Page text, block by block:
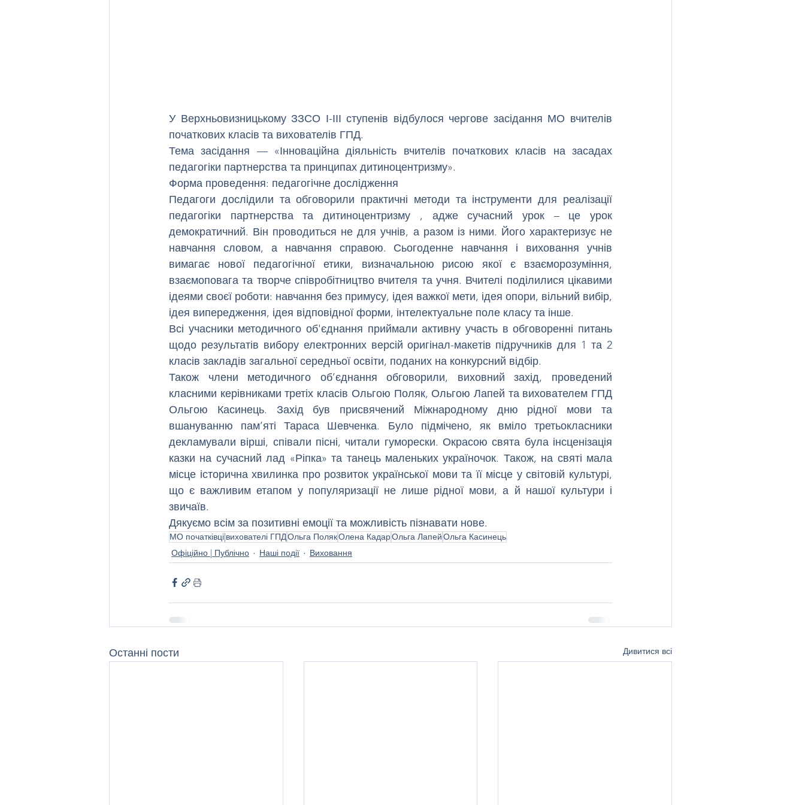
У Верхньовизницькому ЗЗСО І-ІІІ ступенів відбулося чергове засідання МО вчителів
початкових класів та вихователів ГПД.
Тема засідання — «Інноваційна діяльність вчителів початкових класів на засадах
педагогіки партнерства та принципах дитиноцентризму».
Форма проведення: педагогічне дослідження
Педагоги дослідили та обговорили практичні методи та інструменти для реалізації
педагогіки партнерства та дитиноцентризму , адже сучасний урок – це урок
демократичний. Він проводиться не для учнів, а разом із ними. Його характеризує не
навчання словом, а навчання справою. Сьогоденне навчання і виховання учнів
вимагає нової педагогічної етики, визначальною рисою якої є взаєморозуміння,
взаємоповага та творче співробітництво вчителя та учня. Вчителі поділилися цікавими
ідеями своєї роботи: навчання без примусу, ідея важкої мети, ідея опори, вільний вибір,
ідея випередження, ідея відповідної форми, інтелектуальне поле класу та інше.
Всі учасники методичного об'єднання приймали активну участь в обговоренні питань
щодо результатів вибору електронних версій оригінал-макетів підручників для 1 та 2
класів закладів загальної середньої освіти, поданих на конкурсний відбір.
Також члени методичного об’єднання обговорили, виховний захід,
класними керівниками третіх класів Ольгою Поляк, Ольгою Лапей та вихователем ГПД
Ольгою Касинець. Захід був присвячений Міжнародному дню рідної мови та
вшануванню пам’яті Тараса Шевченка.
декламували вірші, співали пісні, читали гуморески. Окрасою свята була інсценізація
казки на сучасний лад «Ріпка» та танець маленьких україночок. Також, на святі мала
місце історична хвилинка про розвиток української мови та її місце у світовій культурі,
що є важливим етапом у популяризації не лише рідної мови, а й нашої культури і
звичаїв.
Дякуємо всім за позитивні емоції та можливість пізнавати нове.
МО початківці|вихователі ГПДОльга ПолякОлена КадарОльга ЛапейОльга Касинець
Офіційно | Публічно
Наші події Виховання
Останні пости Дивитися всі